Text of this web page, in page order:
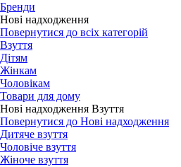
Бренди
Нові надходження
Повернутися до всіх категорій
Взуття
Дітям
Жінкам
Чоловікам
Товари для дому
Нові надходження Взуття
Повернутися до Нові надходження
Дитяче взуття
Чоловіче взуття
Жіноче взуття